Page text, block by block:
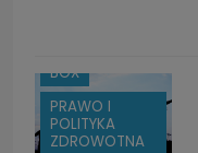
BOX
PRAWO I
POLITYKA
ZDROWOTNA